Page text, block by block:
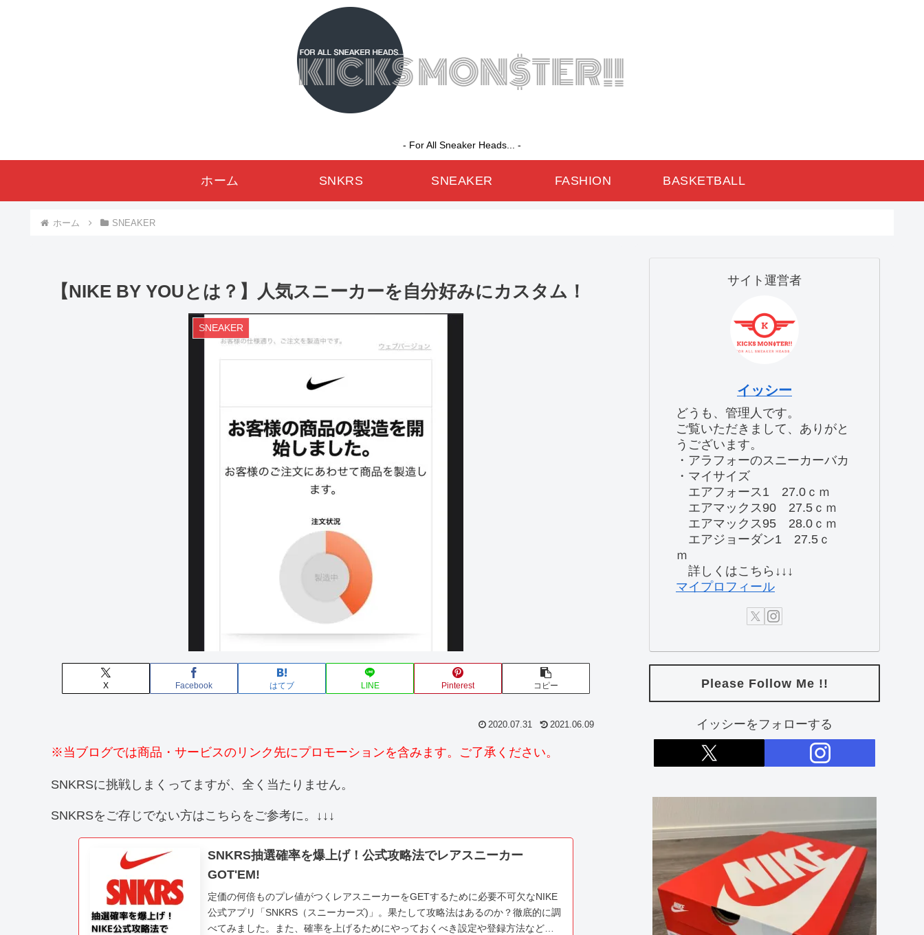
- For All Sneaker Heads... -
ホーム SNKRS SNEAKER FASHION BASKETBALL
ホーム SNEAKER
【NIKE BY YOUとは？】人気スニーカーを自分好みにカスタム！
SNEAKER
X Facebook はてブ LINE Pinterest コピー
2020.07.31 2021.06.09
※当ブログでは商品・サービスのリンク先にプロモーションを含みます。ご了承ください。
SNKRSに挑戦しまくってますが、全く当たりません。
SNKRSをご存じでない方はこちらをご参考に。↓↓↓
SNKRS抽選確率を爆上げ！公式攻略法でレアスニーカー
GOT'EM!
定価の何倍ものプレ値がつくレアスニーカーをGETするために必要不可欠なNIKE
公式アプリ「SNKRS（スニーカーズ)」。果たして攻略法はあるのか？徹底的に調
べてみました。また、確率を上げるためにやっておくべき設定や登録方法などを
サイト運営者
イッシー
どうも、管理人です。
ご覧いただきまして、ありがと
うございます。
・アラフォーのスニーカーバカ
・マイサイズ
エアフォース1 27.0ｃｍ
エアマックス90 27.5ｃｍ
エアマックス95 28.0ｃｍ
エアジョーダン1 27.5ｃ
ｍ
詳しくはこちら↓↓↓
マイプロフィール
Please Follow Me !!
イッシーをフォローする